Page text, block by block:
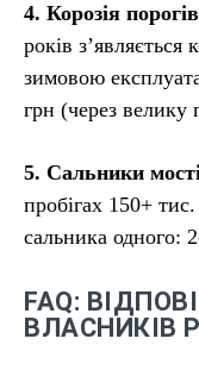
4. Корозія
років
зимовою
грн (через
5. Сальники
пробігах 150+
сальника одного:
FAQ:
ВЛАСНИКІВ